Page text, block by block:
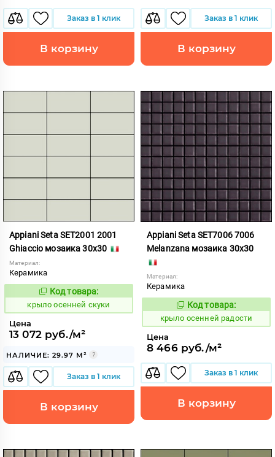
Заказ в 1 клик
В корзину
Заказ в 1 клик
В корзину
Appiani Seta SET2001 2001
Ghiaccio мозаика 30x30
Материал:
Керамика
836594
Код товара:
крыло осенней скуки
Цена
13 072 руб./м²
НАЛИЧИЕ: 29.97 М²
Заказ в 1 клик
В корзину
Appiani Seta SET7006 7006
Melanzana мозаика 30x30
Материал:
Керамика
836577
Код товара:
крыло осенней радости
Цена
8 466 руб./м²
Заказ в 1 клик
В корзину